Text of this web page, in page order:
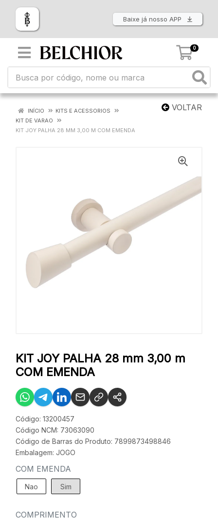
Baixe já nosso APP
0
VOLTAR
INÍCIO
KITS E ACESSORIOS
KIT DE VARAO
KIT JOY PALHA 28 MM 3,00 M COM EMENDA
KIT JOY PALHA 28 mm 3,00 m
COM EMENDA
Código: 13200457
Código NCM: 73063090
Código de Barras do Produto: 7899873498846
Embalagem: JOGO
COM EMENDA
Nao Sim
COMPRIMENTO